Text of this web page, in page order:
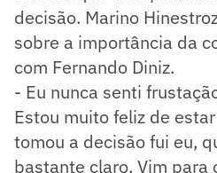
decisão. Marino
sobre a importância da
com Fernando Diniz.
- Eu nunca senti
Estou muito feliz de
tomou a decisão fui eu,
bastante claro. Vim para